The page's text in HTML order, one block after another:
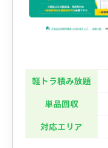
軽トラ積み放題
単品回収
対応エリア